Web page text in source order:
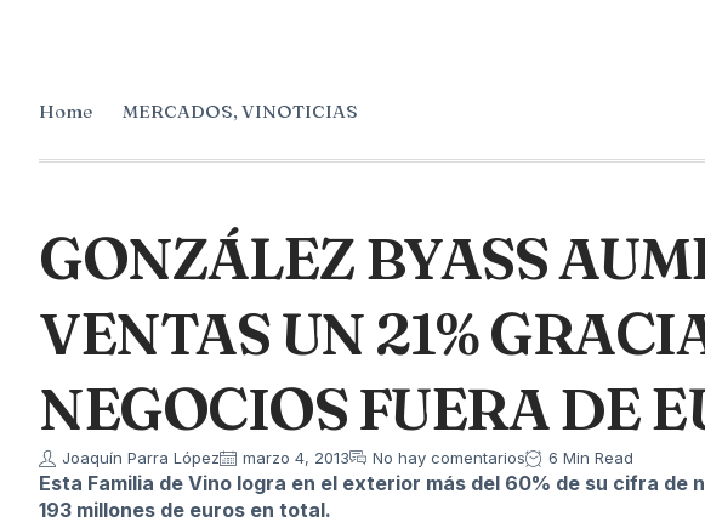
Home MERCADOS, VINOTICIAS
GONZÁLEZ BYASS
VENTAS UN 21%
NEGOCIOS FUERA DE
Joaquín Parra López marzo 4, 2013 No hay comentarios 6 Min Read
Esta Familia de Vino logra en el exterior más del 60% de su cifra de
193 millones de euros en total.